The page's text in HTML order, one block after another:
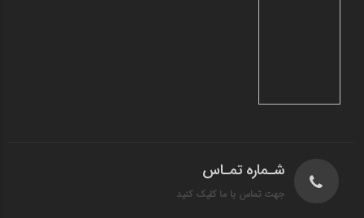
شـماره تمـاس
جهت تماس با ما کلیک کنید